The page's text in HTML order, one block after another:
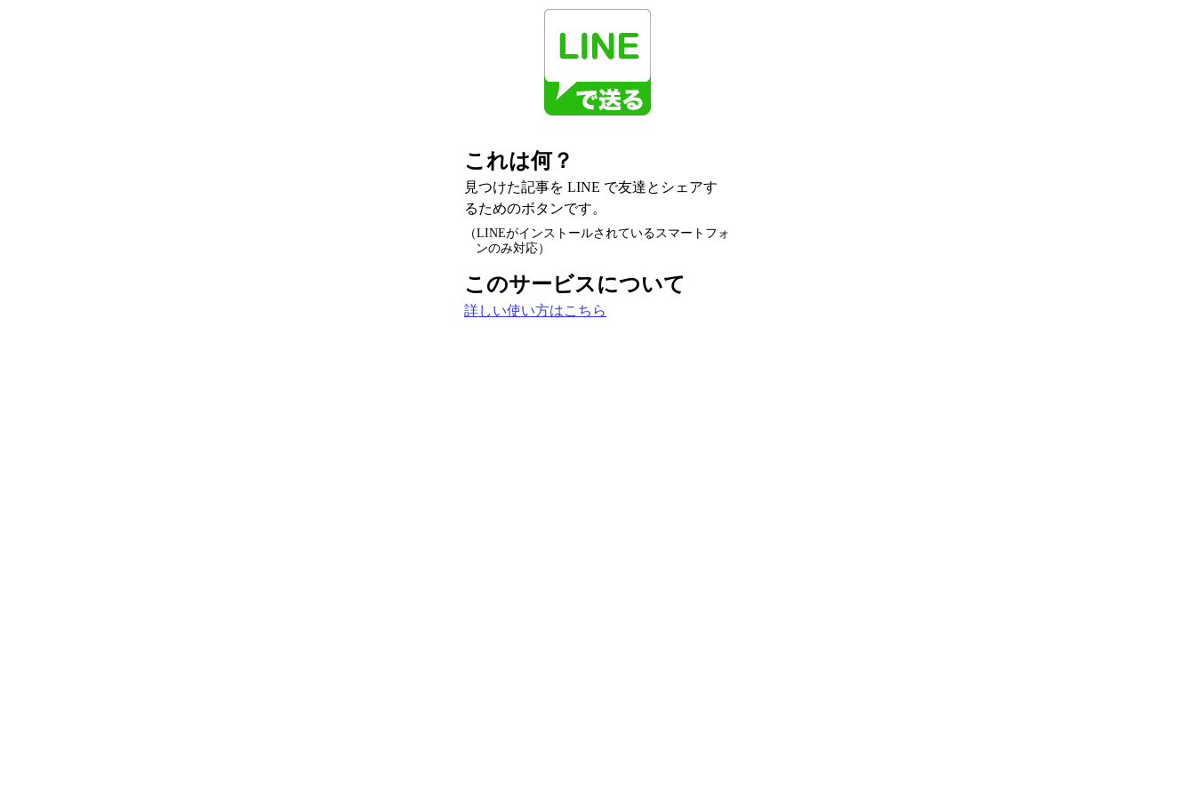
これは何？
見つけた記事を LINE で友達とシェアす
るためのボタンです。
（LINEがインストールされているスマートフォ
ンのみ対応）
このサービスについて
詳しい使い方はこちら